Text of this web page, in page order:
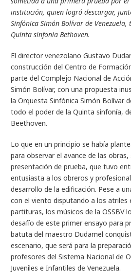
institución, quien logró descargar,
Sinfónica Simón Bolívar de
Quinta sinfonía Bethoven.
El director venezolano Gustavo
construcción del Centro de
parte del Complejo Nacional de
Simón Bolívar, con una propuesta
la Orquesta Sinfónica Simón Bolívar
todo el poder de la Quinta sinfonía,
Beethoven.
Lo que en un principio se había
para observar el avance de las
presentación de prueba, que tuvo
entusiasta a los obreros y
desarrollo de la edificación. Pese a
con el viento disputando a los atriles
partituras, los músicos de la OSSBV
desafío de este primer ensayo para
batuta del maestro Dudamel
escenario, que será para la
profesores del Sistema Nacional de
Juveniles e Infantiles de Venezuela.